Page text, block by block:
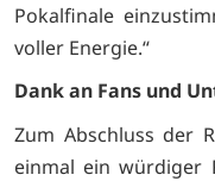
Pokalfinale
voller Energie.“
Dank an Fans und
Zum Abschluss der
einmal ein würdiger